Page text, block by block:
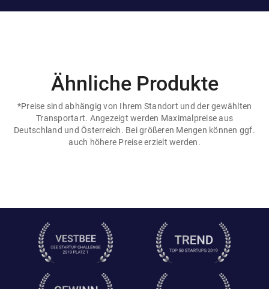
Ähnliche Produkte
*Preise sind abhängig von Ihrem Standort und der gewählten
Transportart. Angezeigt werden Maximalpreise aus
Deutschland und Österreich. Bei größeren Mengen können ggf.
auch höhere Preise erzielt werden.